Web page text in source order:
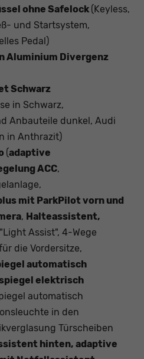
ohne Safelock (Keyless,
und Startsystem,
Pedal)
Aluminium Divergenz
Schwarz
in Schwarz,
Anbauteile dunkel, Audi
in Anthrazit)
(adaptive
ACC,
mit ParkPilot vorn und
, Halteassistent,
"Light Assist", 4-Wege
die Vordersitze,
automatisch
elektrisch
automatisch
in den
Türscheiben
hinten, adaptive